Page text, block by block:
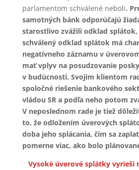
parlamentom schválené neboli.
samotných bánk odporúčajú
starostlivo zvážili odklad
schválený odklad splátok má
negatívneho záznamu v
mať vplyv na posudzovanie
v budúcnosti. Svojim klientom
spoločné riešenie bankového
vládou SR a podľa neho potom
V neposlednom rade je tiež
to, že odložením úverových
doba jeho splácania, čím sa
pomerne viac, ako bolo
Vysoké úverové splátky vyrieši